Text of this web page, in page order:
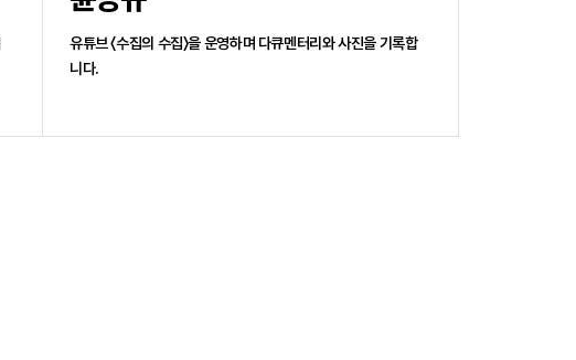
유튜브 〈수집의 수집〉을 운영하며 다큐멘터리와 사진을 기록합
니다.